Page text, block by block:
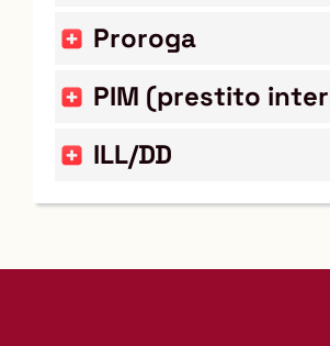
Proroga
PIM (prestito
ILL/DD